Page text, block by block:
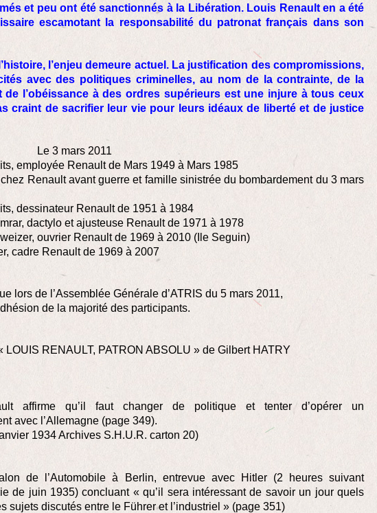
et peu ont été sanctionnés à la Libération. Louis Renault en a été
escamotant la responsabilité du patronat français dans son
l’enjeu demeure actuel. La justification des compromissions,
avec des politiques criminelles, au nom de la contrainte, de la
de l’obéissance à des ordres supérieurs est une injure à tous ceux
craint de sacrifier leur vie pour leurs idéaux de liberté et de justice
2011
employée Renault de Mars 1949 à Mars 1985
Renault avant guerre et famille sinistrée du bombardement du 3 mars
dessinateur Renault de 1951 à 1984
dactylo et ajusteuse Renault de 1971 à 1978
ouvrier Renault de 1969 à 2010 (Ile Seguin)
cadre Renault de 1969 à 2007
lors de l’Assemblée Générale d’ATRIS du 5 mars 2011,
de la majorité des participants.
LOUIS RENAULT, PATRON ABSOLU » de Gilbert HATRY
affirme qu’il faut changer de politique et tenter d’opérer un
avec l’Allemagne (page 349).
1934 Archives S.H.U.R. carton 20)
de l’Automobile à Berlin, entrevue avec Hitler (2 heures suivant
de juin 1935) concluant « qu’il sera intéressant de savoir un jour quels
sujets discutés entre le Führer et l’industriel » (page 351)